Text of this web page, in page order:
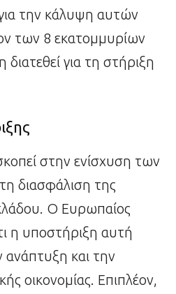
την κάλυψη αυτών
των 8 εκατομμυρίων
για τη στήριξη
στην ενίσχυση των
διασφάλιση της
Ο Ευρωπαίος
η υποστήριξη αυτή
ανάπτυξη και την
οικονομίας. Επιπλέον,